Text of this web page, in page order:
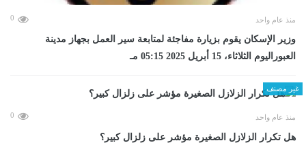
منذ عام واحد 0
وزير الإسكان يقوم بزيارة مفاجئة لمتابعة سير العمل بجهاز مدينة
العبوراليوم الثلاثاء، 15 أبريل 2025 05:15 مـ
غير مصنف
منذ عام واحد 0
هل تكرار الزلازل الصغيرة مؤشر على زلزال كبير؟